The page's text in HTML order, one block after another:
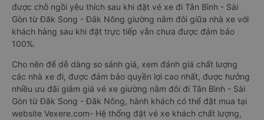
được chỗ ngồi yêu thích sau khi đặt vé xe đi Tân Bình - Sài
Gòn từ Đăk Song - Đắk Nông giường nằm đôi giữa nhà xe với
khách hàng sau khi đặt trực tiếp vẫn chưa được đảm bảo
100%.
Cho nên để dễ dàng so sánh giá, xem đánh giá chất lượng
các nhà xe đi, được đảm bảo quyền lợi cao nhất, được hưởng
nhiều ưu đãi giảm giá vé xe giường nằm đôi đi Tân Bình - Sài
Gòn từ Đăk Song - Đắk Nông, hành khách có thể đặt mua tại
website Vexere.com- Hệ thống đặt vé xe khách chất lượng,